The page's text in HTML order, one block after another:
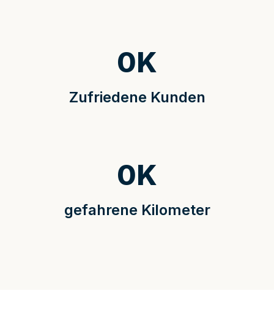
Zufriedene Kunden
0K
gefahrene Kilometer
0K